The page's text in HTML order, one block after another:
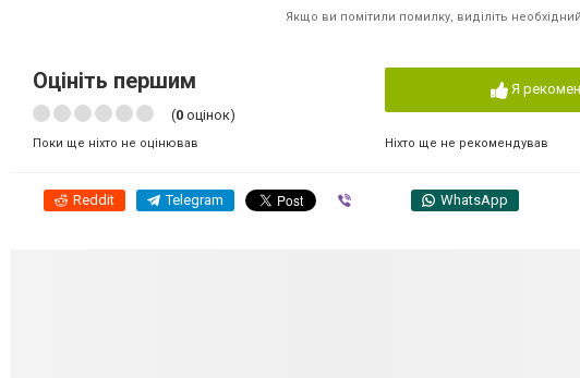
Якщо ви помітили помилку, виділіть
Оцініть першим
(0 оцінок)
Поки ще ніхто не оцінював
Я
Ніхто ще не рекомендував
Reddit Telegram WhatsApp